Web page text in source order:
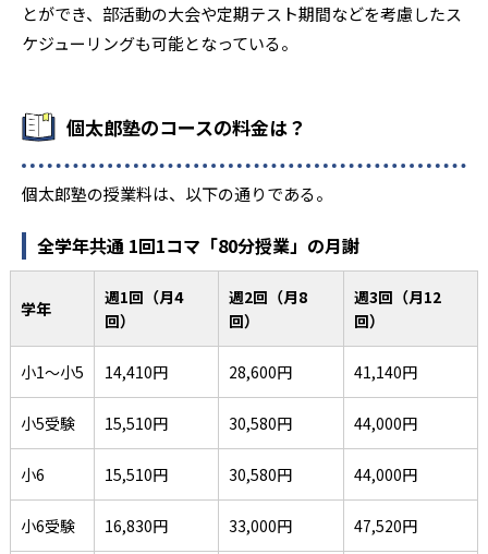
とができ、部活動の大会や定期テスト期間などを考慮したス
ケジューリングも可能となっている。
個太郎塾のコースの料金は？
個太郎塾の授業料は、以下の通りである。
全学年共通 1回1コマ「80分授業」の月謝
学年
週1回（月4
回）
週2回（月8
回）
週3回（月12
回）
小1～小5 14,410円 28,600円 41,140円
小5受験 15,510円 30,580円 44,000円
小6 15,510円 30,580円 44,000円
小6受験 16,830円 33,000円 47,520円